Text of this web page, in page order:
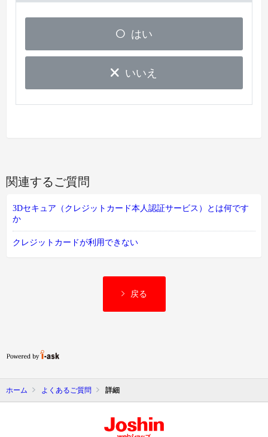
はい
いいえ
関連するご質問
3Dセキュア（クレジットカード本人認証サービス）とは何です
か
クレジットカードが利用できない
戻る
ホーム よくあるご質問 詳細